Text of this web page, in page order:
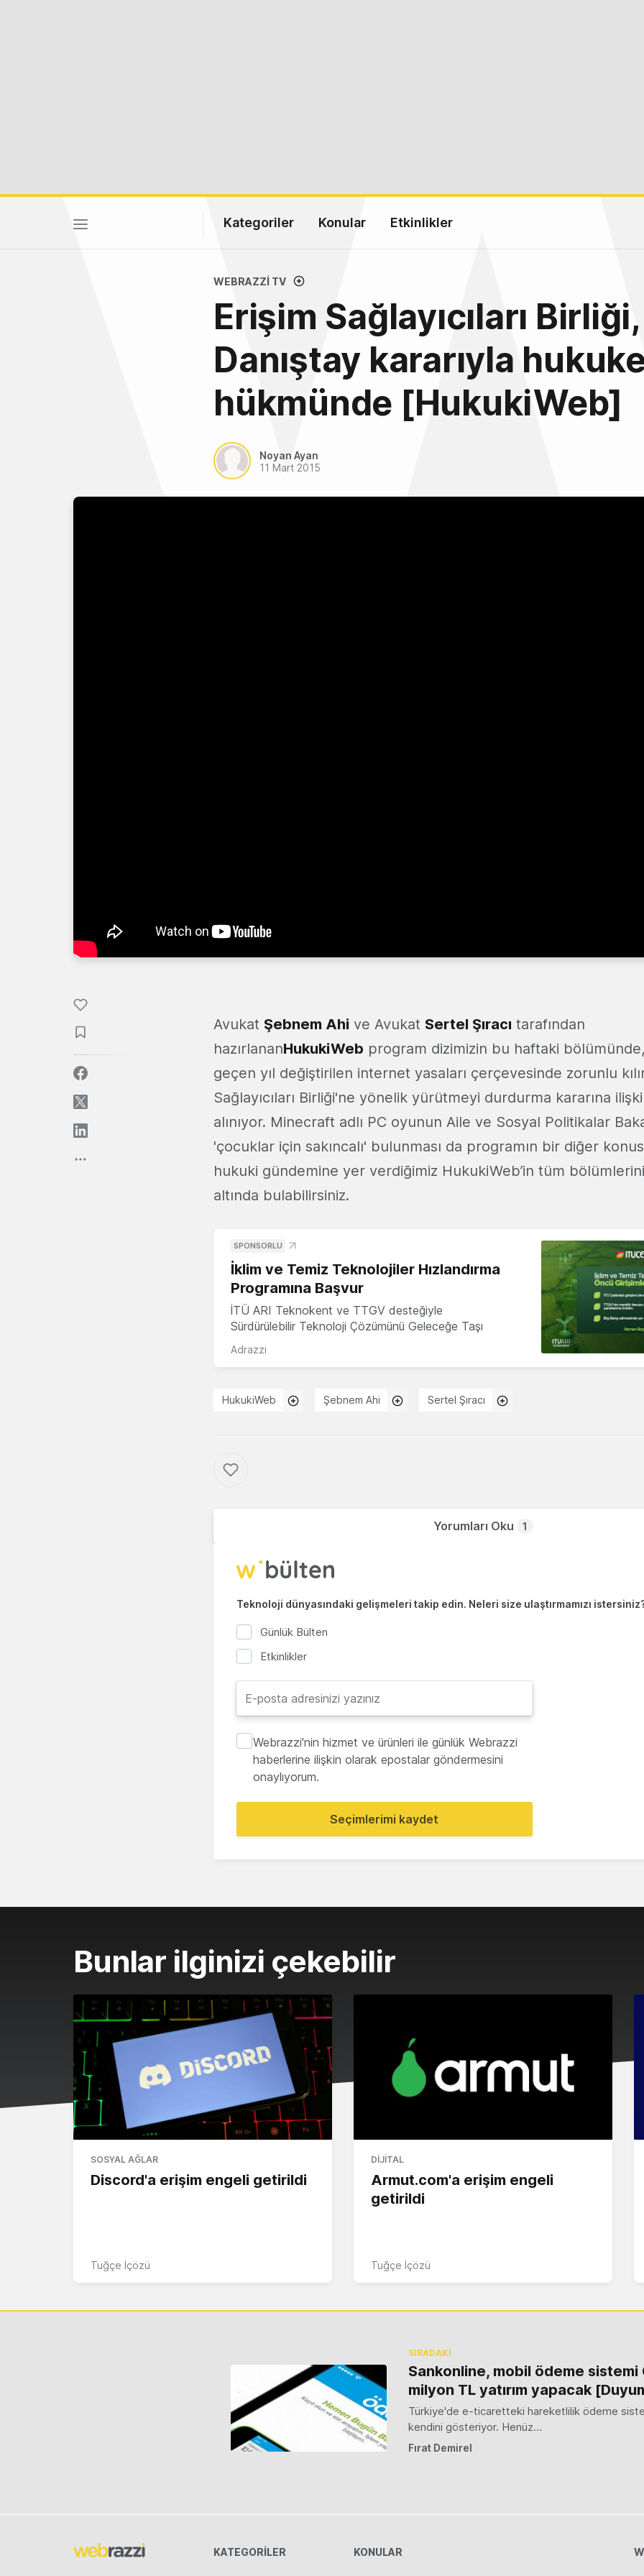
Kategoriler Konular Etkinlikler
WEBRAZZI TV
Erişim Sağlayıcıları
Danıştay kararıyla
hükmünde [HukukiWeb]
Noyan Ayan
11 Mart 2015
Avukat Şebnem Ahi ve Avukat Sertel Şıracı tarafından
hazırlananHukukiWeb program dizimizin bu haftaki
geçen yıl değiştirilen internet yasaları çerçevesinde zorunlu
Sağlayıcıları Birliği'ne yönelik yürütmeyi durdurma kararına
alınıyor. Minecraft adlı PC oyunun Aile ve Sosyal Politikalar
'çocuklar için sakıncalı' bulunması da programın bir diğer
hukuki gündemine yer verdiğimiz HukukiWeb’in tüm
altında bulabilirsiniz.
SPONSORLU
İklim ve Temiz Teknolojiler Hızlandırma
Programına Başvur
İTÜ ARI Teknokent ve TTGV desteğiyle
Sürdürülebilir Teknoloji Çözümünü Geleceğe Taşı
Adrazzi
HukukiWeb Şebnem Ahi Sertel Şıracı
Yorumları Oku 1
Teknoloji dünyasındaki gelişmeleri takip edin. Neleri size ulaştırmamızı
Günlük Bülten
Etkinlikler
Webrazzi'nin hizmet ve ürünleri ile günlük Webrazzi
haberlerine ilişkin olarak epostalar göndermesini
onaylıyorum.
Seçimlerimi kaydet
Bunlar ilginizi çekebilir
SOSYAL AĞLAR
Discord'a erişim engeli getirildi
Tuğçe İçözü
DIJITAL
Armut.com'a erişim engeli
getirildi
Tuğçe İçözü
SIRADAKİ
Sankonline, mobil ödeme sistemi
milyon TL yatırım yapacak
Türkiye'de e-ticaretteki hareketlilik ödeme
kendini gösteriyor. Henüz…
Fırat Demirel
KATEGORILER KONULAR